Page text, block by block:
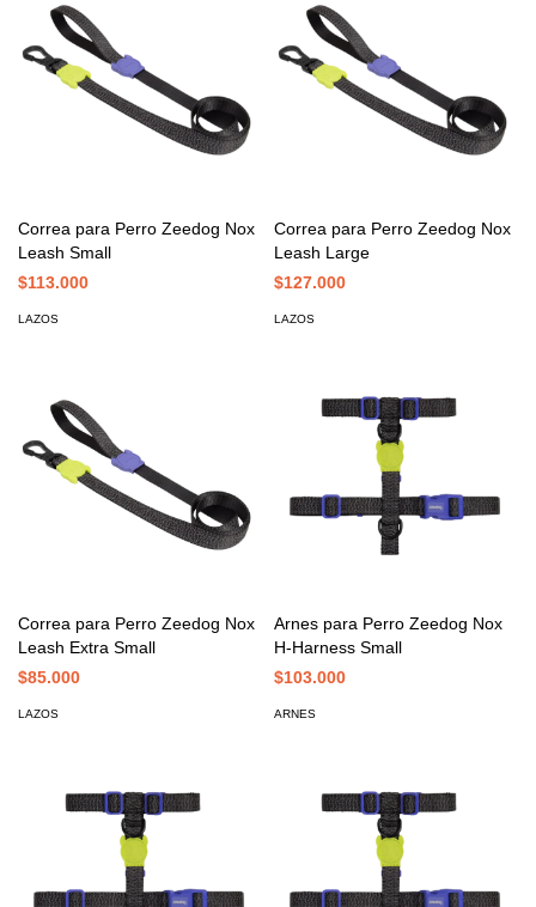
Correa para Perro Zeedog Nox
Leash Small
$113.000
LAZOS
Correa para Perro Zeedog Nox
Leash Large
$127.000
LAZOS
Correa para Perro Zeedog Nox
Leash Extra Small
$85.000
LAZOS
Arnes para Perro Zeedog Nox
H-Harness Small
$103.000
ARNES